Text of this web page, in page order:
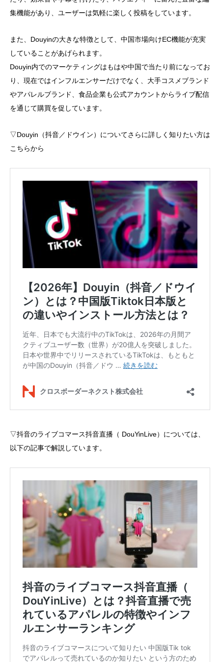
集機能があり、ユーザーは気軽に楽しく投稿をしています。
また、Douyinの大きな特徴として、中国市場向けEC機能が充実
していることがあげられます。
Douyin内でのマーケティングはもはや中国で当たり前になってお
り、現在ではインフルエンサーだけでなく、大手コスメブランド
やアパレルブランド、食品企業も公式アカウントからライブ配信
を通じて購買を促しています。
▽Douyin（抖音／ドウイン）についてさらに詳しく知りたい方は
こちらから
▽抖音のライブコマース抖音直播（ DouYinLive）については、
以下の記事で解説しています。